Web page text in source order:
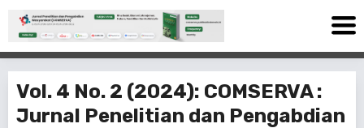
Vol. 4 No. 2 (2024): COMSERVA :
Jurnal Penelitian dan Pengabdian